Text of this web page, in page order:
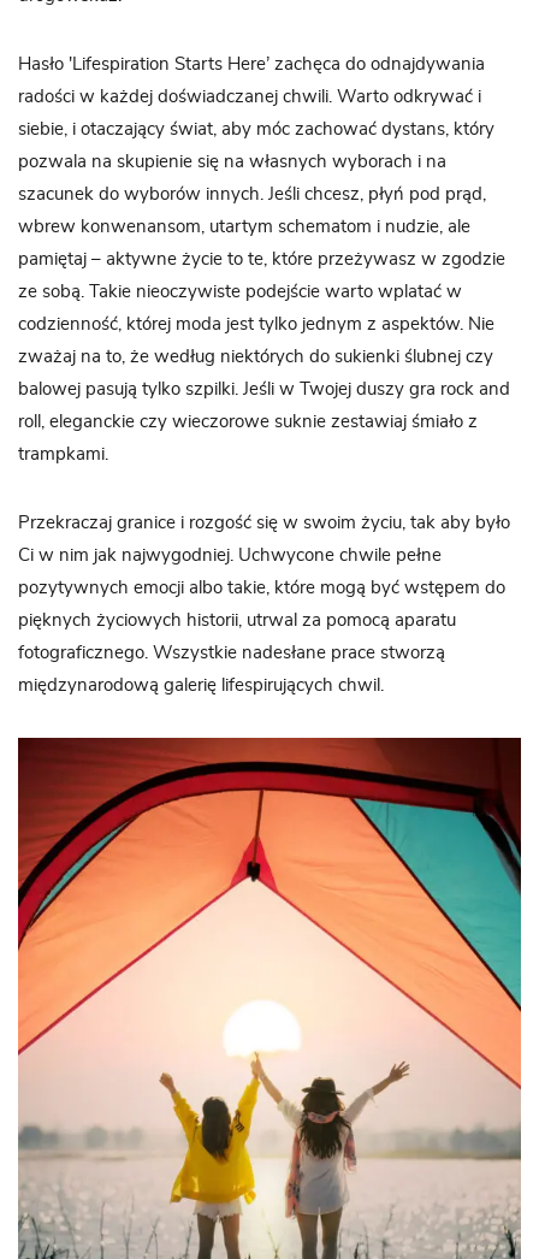
Hasło 'Lifespiration Starts Here’ zachęca do odnajdywania
radości w każdej doświadczanej chwili. Warto odkrywać i
siebie, i otaczający świat, aby móc zachować dystans, który
pozwala na skupienie się na własnych wyborach i na
szacunek do wyborów innych. Jeśli chcesz, płyń pod prąd,
wbrew konwenansom, utartym schematom i nudzie, ale
pamiętaj – aktywne życie to te, które przeżywasz w zgodzie
ze sobą. Takie nieoczywiste podejście warto wplatać w
codzienność, której moda jest tylko jednym z aspektów. Nie
zważaj na to, że według niektórych do sukienki ślubnej czy
balowej pasują tylko szpilki. Jeśli w Twojej duszy gra rock and
roll, eleganckie czy wieczorowe suknie zestawiaj śmiało z
trampkami.
Przekraczaj granice i rozgość się w swoim życiu, tak aby było
Ci w nim jak najwygodniej. Uchwycone chwile pełne
pozytywnych emocji albo takie, które mogą być wstępem do
pięknych życiowych historii, utrwal za pomocą aparatu
fotograficznego. Wszystkie nadesłane prace stworzą
międzynarodową galerię lifespirujących chwil.